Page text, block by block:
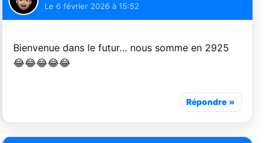
Le 6 février 2026 à 15:52
Bienvenue dans le futur… nous somme en 2925
😂😂😂😂😂
Répondre